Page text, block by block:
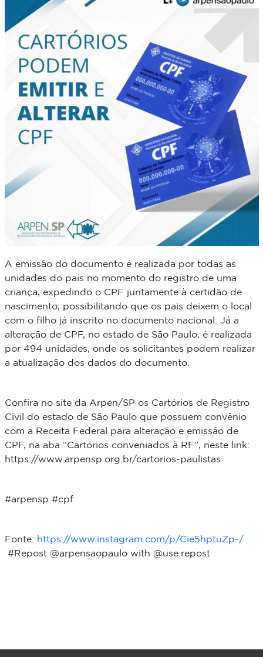
A emissão do documento é realizada por todas as
unidades do país no momento do registro de uma
criança, expedindo o CPF juntamente à certidão de
nascimento, possibilitando que os pais deixem o local
com o filho já inscrito no documento nacional. Já a
alteração de CPF, no estado de São Paulo, é realizada
por 494 unidades, onde os solicitantes podem realizar
a atualização dos dados do documento.
Confira no site da Arpen/SP os Cartórios de Registro
Civil do estado de São Paulo que possuem convênio
com a Receita Federal para alteração e emissão de
CPF, na aba “Cartórios conveniados à RF”, neste link:
https://www.arpensp.org.br/cartorios-paulistas
#arpensp #cpf
Fonte: https://www.instagram.com/p/Cie5hptuZp-/
#Repost @arpensaopaulo with @use.repost